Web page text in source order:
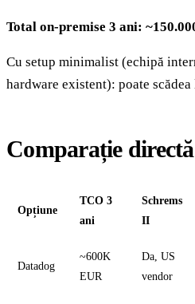
Total on-premise 3 ani:
Cu setup minimalist (echipă
hardware existent): poate
Comparație directă
Opțiune
TCO 3
ani
Schrems
II
Datadog
~600K
EUR
Da, US
vendor